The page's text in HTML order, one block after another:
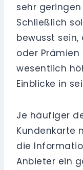
sehr
Schließlich
bewusst
oder
wesentlich
Einblicke in
Je häufiger
Kundenkarte
die
Anbieter ein